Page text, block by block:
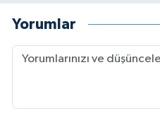
Yorumlar